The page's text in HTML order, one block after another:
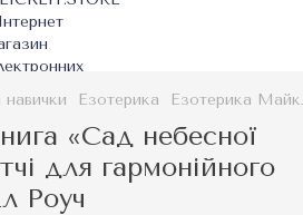
навички Езотерика Езотерика
«Сад небесної
для гармонійного
Роуч